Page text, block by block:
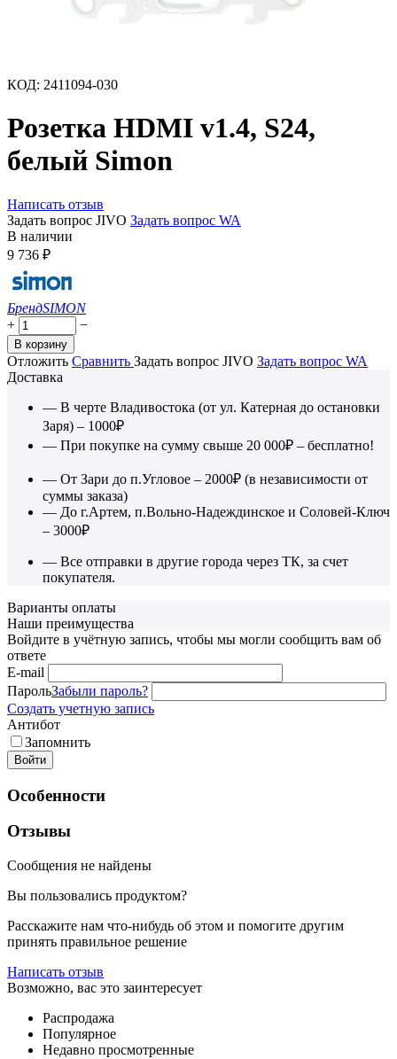
КОД: 2411094-030
Розетка HDMI v1.4, S24,
белый Simon
Написать отзыв
Задать вопрос JIVO Задать вопрос WA
В наличии
9 736 ₽
БрендSIMON
+
−
В корзину
Отложить Сравнить Задать вопрос JIVO Задать вопрос WA
Доставка
— В черте Владивостока (от ул. Катерная до остановки
Заря) – 1000₽
— При покупке на сумму свыше 20 000₽ – бесплатно!
— От Зари до п.Угловое – 2000₽ (в независимости от
суммы заказа)
— До г.Артем, п.Вольно-Надеждинское и Соловей-Ключ
– 3000₽
— Все отправки в другие города через ТК, за счет
покупателя.
Варианты оплаты
Наши преимущества
Войдите в учётную запись, чтобы мы могли сообщить вам об
ответе
E-mail
ПарольЗабыли пароль?
Создать учетную запись
Антибот
Запомнить
Войти
Особенности
Отзывы
Сообщения не найдены
Вы пользовались продуктом?
Расскажите нам что-нибудь об этом и помогите другим
принять правильное решение
Написать отзыв
Возможно, вас это заинтересует
Распродажа
Популярное
Недавно просмотренные